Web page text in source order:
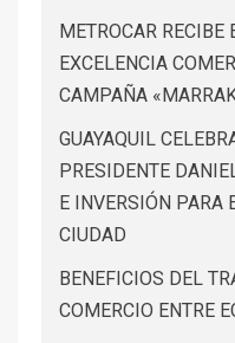
METROCAR
EXCELENCIA
CAMPAÑA
GUAYAQUIL
PRESIDENTE
E INVERSIÓN PARA
CIUDAD
BENEFICIOS DEL
COMERCIO ENTRE